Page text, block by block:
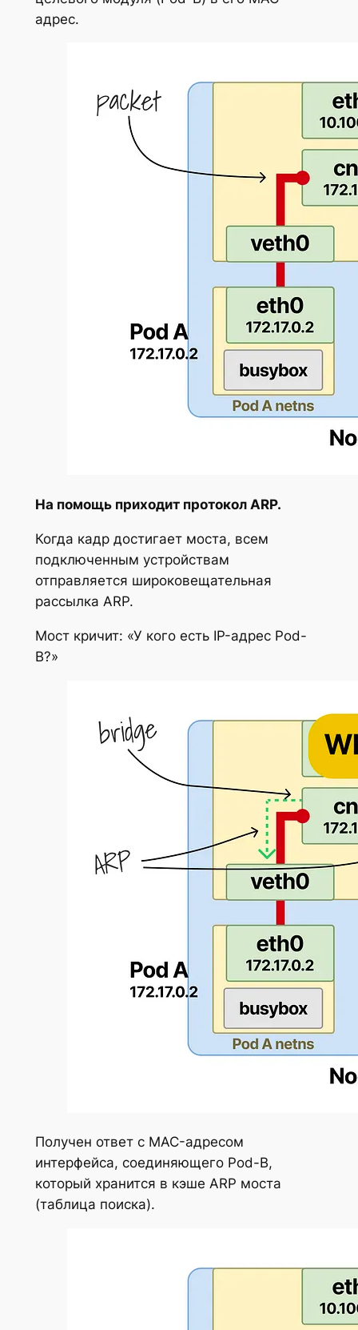
адрес.
На помощь приходит протокол ARP.
Когда кадр достигает моста, всем
подключенным устройствам
отправляется широковещательная
рассылка ARP.
Мост кричит: «У кого есть IP-адрес Pod-
B?»
Получен ответ с MAC-адресом
интерфейса, соединяющего Pod-B,
который хранится в кэше ARP моста
(таблица поиска).